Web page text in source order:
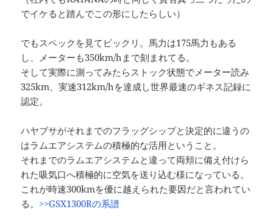
でイケると踏んでこの形にしたらしい）
でもスペックを見てビックリ。馬力は175馬力もある
し、メーターも350km/hまで刻まれてる。
そして実際に測ってみたらストック状態でメーター読み
325km、実速312km/hを達成し世界最速のギネス記録に
認定。
ハヤブサがそれまでのフラッグシップと決定的に違うの
はラムエアシステムの積極的な活用ということ。
それまでのラムエアシステムと違って両頬に備え付けら
れた吸気口へ積極的に空気を送り込む様になっている。
これが時速300kmを優に越えられた要因だと言われてい
る。 >>GSX1300Rの系譜